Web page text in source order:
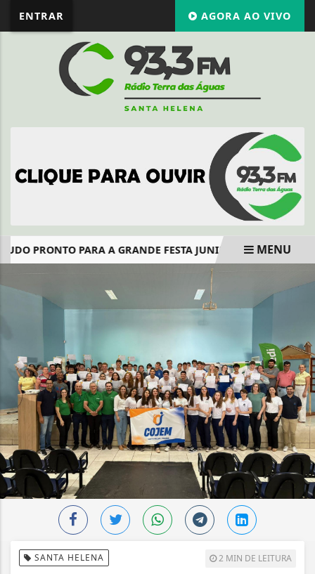
ENTRAR AGORA AO VIVO
PRONTO PARA A GRANDE FESTA JUNINA HOJE DAS
MENU
SANTA HELENA 2 MIN DE LEITURA